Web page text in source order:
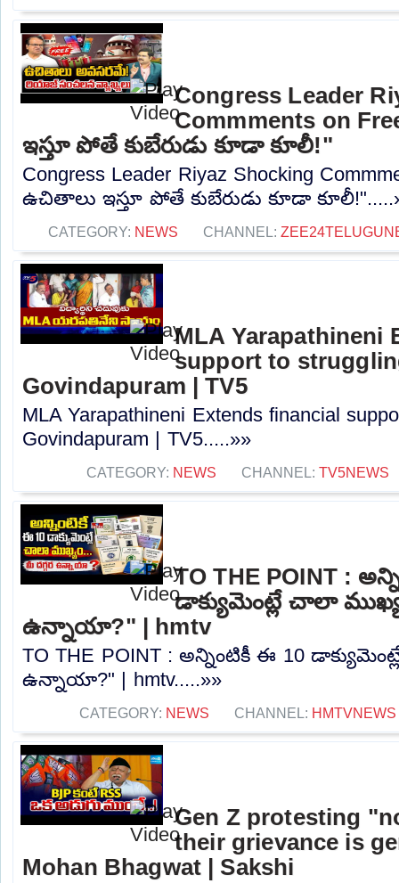
Congress Leader
Commments on
ఇస్తూ పోతే కుబేరుడు కూడా కూలీ!"
Congress Leader Riyaz Shocking
ఉచితాలు ఇస్తూ పోతే కుబేరుడు కూడా
CATEGORY: NEWS CHANNEL:
MLA Yarapathineni
support to
Govindapuram | TV5
MLA Yarapathineni Extends financial
Govindapuram | TV5.....»»
CATEGORY: NEWS CHANNEL: TV5NEWS
TO THE POINT :
డాక్యుమెంట్లే చాలా
ఉన్నాయా?" | hmtv
TO THE POINT : అన్నింటికీ ఈ 10
ఉన్నాయా?" | hmtv.....»»
CATEGORY: NEWS CHANNEL: HMTVNEWS
Gen Z protesting
their grievance is
Mohan Bhagwat | Sakshi